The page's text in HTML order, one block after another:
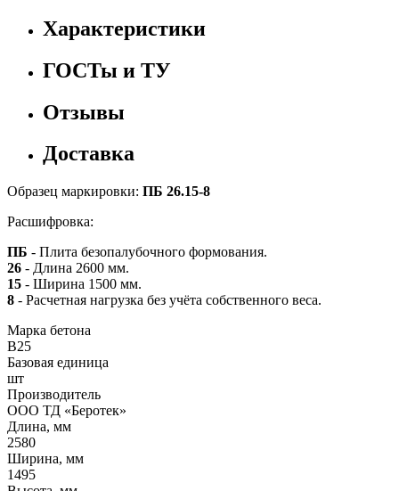
Характеристики
ГОСТы и ТУ
Отзывы
Доставка
Образец маркировки: ПБ 26.15-8
Расшифровка:
ПБ - Плита безопалубочного формования.
26 - Длина 2600 мм.
15 - Ширина 1500 мм.
8 - Расчетная нагрузка без учёта собственного веса.
Марка бетона
B25
Базовая единица
шт
Производитель
ООО ТД «Беротек»
Длина, мм
2580
Ширина, мм
1495